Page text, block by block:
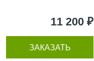
11 200 ₽
ЗАКАЗАТЬ